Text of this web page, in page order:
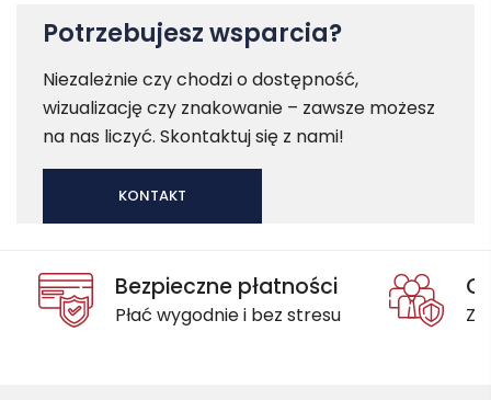
13.09 zł
Potrzebujesz wsparcia?
Niezależnie czy chodzi o dostępność,
wizualizację czy znakowanie – zawsze możesz
na nas liczyć. Skontaktuj się z nami!
KONTAKT
Bezpieczne płatności
Płać wygodnie i bez stresu